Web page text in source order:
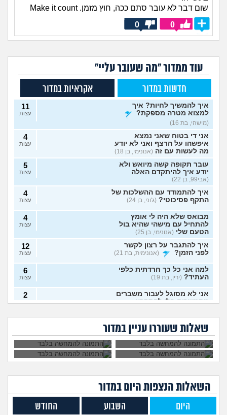
שום דבר לא עובר סתם ככה, חוץ מזמן. Make it count
0
0
עוד ממדור "מה שעובר עליי"
חדשות במדור אקראיות במדור
איך להמשיך לחיות? איך
למצוא מטרה מספקת?
(מישהי, בת 16)
11
עצות
אני די בטוח שאני נמצא
איפשהו על הרצף ואני לא יודע
מה לעשות עם זה (אנונימי, בן 18)
4
עצות
עובר תקופה קשה מיואש ולא
יודע איך להיתקדם האלה
(אבי99, בן 22)
5
עצות
איך להתמודד עם ההשלכות של
התקף פסיכוטי? (ג'וני, בן 24)
4
עצות
מבואס שלא היה לי אומץ
להתחיל עם מישהי שהיא בול
הטעם שלי (אנונימי, בן 25)
4
עצות
איך להתגבר על רצון לקשר
לפני הזמן?
(אנונימית, בת 21)
12
עצות
למה אני כל כך חרדתית כלפי
העתיד? (ירין, בת 19)
6
עצות
אני לא מסוגל לעבור משברים
מתמשכים בלי להתפרץ
2
בעלי חסר רגשות באופן מדאיג
(אנונימית, בת 33)
מרגיש תקוע בחיים, איך
להתמודד? (zak, בן 25)
2
(אנוני, בת 18)
איך לספר לבן זוג שלי על
תקיפה מינית?
5
שאלות שעוררו עניין במדור
הגיוני שפסיכיאטר
מה קורה אם עוברים
בלילה?
גיליתי שאני סובל מ
OCD, איך להתמודד
עם הדיכאון?
למי אפשר לפנות כדי
במדינת ישראל? אבל
באמת?
השאלות הנצפות היוםבמדור
היום השבוע החודש